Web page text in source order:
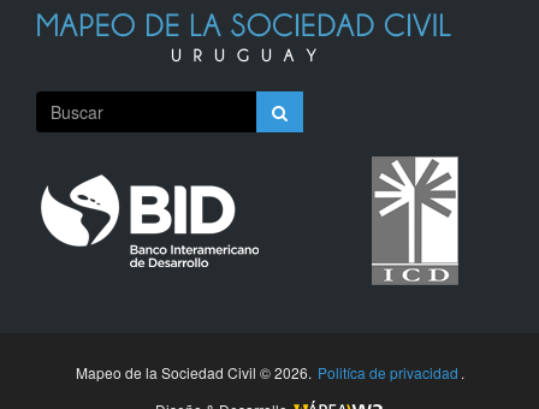
Mapeo de la Sociedad Civil © 2026. Politíca de privacidad .